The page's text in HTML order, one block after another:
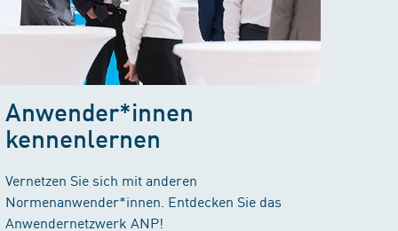
Anwender*innen
kennenlernen
Vernetzen Sie sich mit anderen
Normenanwender*innen. Entdecken Sie das
Anwendernetzwerk ANP!